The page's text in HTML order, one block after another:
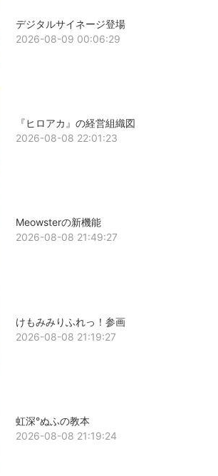
デジタルサイネージ登場
2026-08-09 00:06:29
『ヒロアカ』の経営組織図
2026-08-08 22:01:23
Meowsterの新機能
2026-08-08 21:49:27
けもみみりふれっ！参画
2026-08-08 21:19:27
虹深°ぬふの教本
2026-08-08 21:19:24